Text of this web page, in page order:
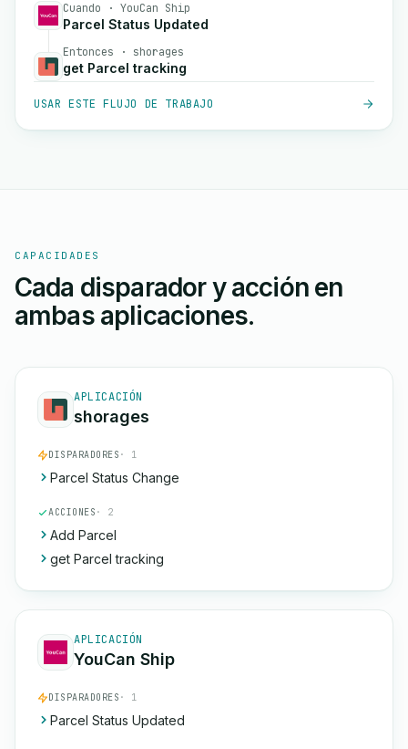
Cuando · YouCan Ship
Parcel Status Updated
Entonces · shorages
get Parcel tracking
USAR ESTE FLUJO DE TRABAJO
CAPACIDADES
Cada disparador y acción en
ambas aplicaciones.
APLICACIÓN
shorages
DISPARADORES · 1
Parcel Status Change
ACCIONES · 2
Add Parcel
get Parcel tracking
APLICACIÓN
YouCan Ship
DISPARADORES · 1
Parcel Status Updated